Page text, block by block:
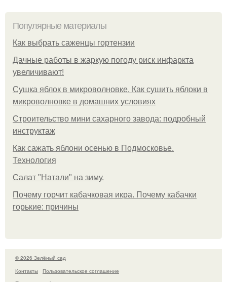
Популярные материалы
Как выбрать саженцы гортензии
Дачные работы в жаркую погоду риск инфаркта
увеличивают!
Сушка яблок в микроволновке. Как сушить яблоки в
микроволновке в домашних условиях
Строительство мини сахарного завода: подробный
инструктаж
Как сажать яблони осенью в Подмосковье.
Технология
Caлaт "Нaтaли" нa зиму.
Почему горчит кабачковая икра. Почему кабачки
горькие: причины
© 2026 Зелёный сад
Контакты
Пользовательское соглашение